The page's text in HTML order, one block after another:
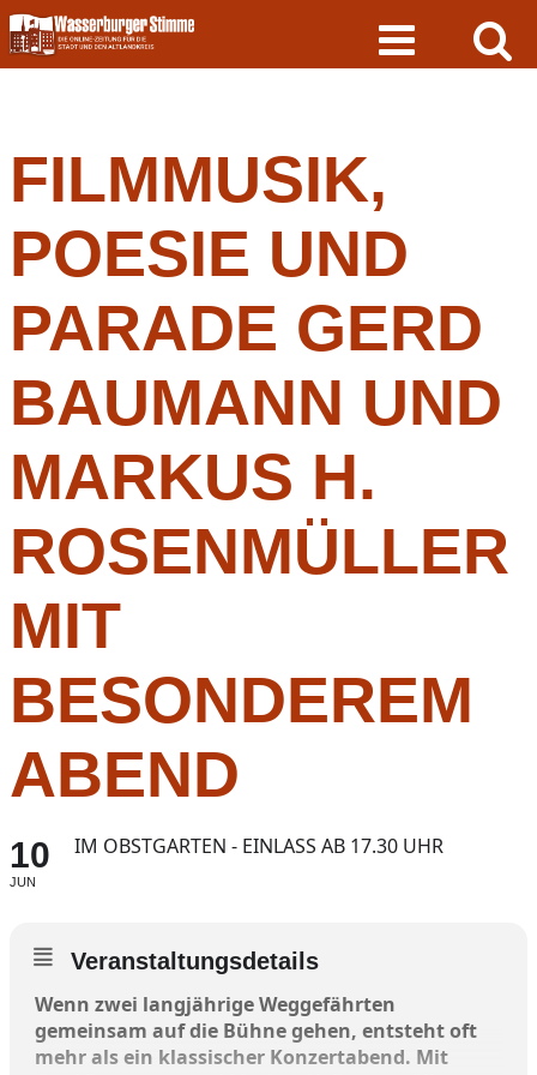
Skip
to
content
FILMMUSIK,
POESIE UND
PARADE GERD
BAUMANN UND
MARKUS H.
ROSENMÜLLER
MIT
BESONDEREM
ABEND
10
JUN
IM OBSTGARTEN - EINLASS AB 17.30 UHR
Veranstaltungsdetails
Wenn zwei langjährige Weggefährten
gemeinsam auf die Bühne gehen, entsteht oft
mehr als ein klassischer Konzertabend. Mit